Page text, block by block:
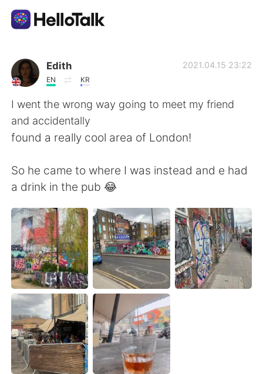
Aplicativo de troca de idioma
AI Grammar Checker
Português
English 简体中文
繁體中文 Español
العربية Français
Deutsch 日本語
한국어 Русский
ไทย Indonesia
Italiano Türkçe
Edith
EN KR
2021.04.15 23:22
I went the wrong way going to meet my friend
and accidentally
found a really cool area of London!
So he came to where I was instead and e had
a drink in the pub 😂